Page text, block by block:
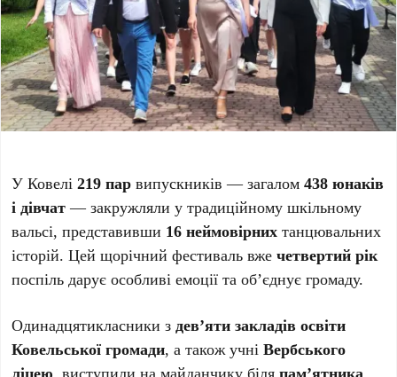
У Ковелі219 пар випускників — загалом438 юнаків
і дівчат— закружляли у традиційному шкільному
вальсі, представивши 16 неймовірних танцювальних
історій. Цей щорічний фестиваль вжечетвертий рік
поспіль дарує особливі емоції та об’єднує громаду.
Одинадцятикласники здев’яти закладів освіти
Ковельської громади, а також учніВербського
ліцею, виступили на майданчику біляпам’ятника